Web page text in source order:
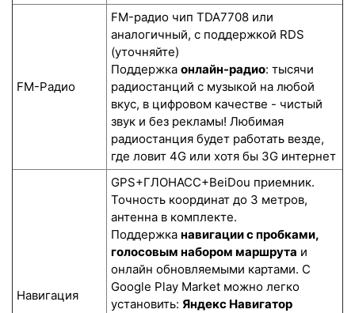
FM-Радио
FM-радио чип TDA7708 или
аналогичный, с поддержкой RDS
(уточняйте)
Поддержка онлайн-радио: тысячи
радиостанций с музыкой на любой
вкус, в цифровом качестве - чистый
звук и без рекламы! Любимая
радиостанция будет работать везде,
где ловит 4G или хотя бы 3G интернет
Навигация
GPS+ГЛОНАСС+BeiDou приемник.
Точность координат до 3 метров,
антенна в комплекте.
Поддержка навигации с пробками,
голосовым набором маршрута и
онлайн обновляемыми картами. С
Google Play Market можно легко
установить: Яндекс Навигатор